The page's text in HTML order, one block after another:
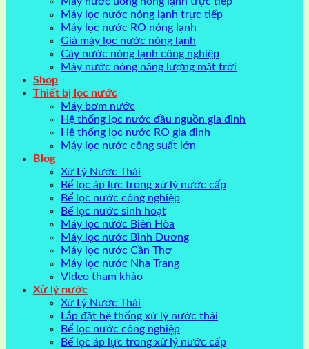
Máy lọc nước nóng lạnh trực tiếp
Máy lọc nước RO nóng lạnh
Giá máy lọc nước nóng lạnh
Cây nước nóng lạnh công nghiệp
Máy nước nóng năng lượng mặt trời
Shop
Thiết bị lọc nước
Máy bơm nước
Hệ thống lọc nước đầu nguồn gia đình
Hệ thống lọc nước RO gia đình
Máy lọc nước công suất lớn
Blog
Xử Lý Nước Thải
Bể lọc áp lực trong xử lý nước cấp
Bể lọc nước công nghiệp
Bể lọc nước sinh hoạt
Máy lọc nước Biên Hòa
Máy lọc nước Bình Dương
Máy lọc nước Cần Thơ
Máy lọc nước Nha Trang
Video tham khảo
Xử lý nước
Xử Lý Nước Thải
Lắp đặt hệ thống xử lý nước thải
Bể lọc nước công nghiệp
Bể lọc áp lực trong xử lý nước cấp